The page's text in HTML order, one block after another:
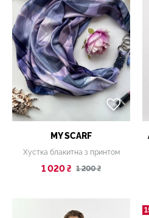
MY SCARF
Хустка блакитна з принтом
1 020 ₴ 1 200 ₴